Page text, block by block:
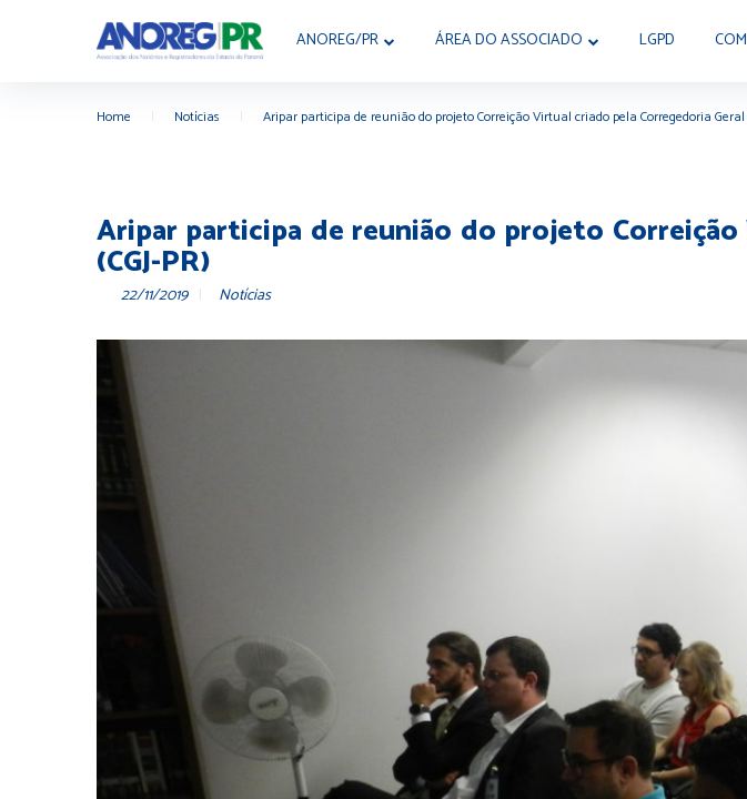
ANOREG/PR ÁREA DO ASSOCIADO LGPD
Home Notícias Aripar participa de reunião do projeto Correição Virtual criado pela Corregedoria Geral
Aripar participa de reunião do projeto
(CGJ-PR)
22/11/2019 Notícias